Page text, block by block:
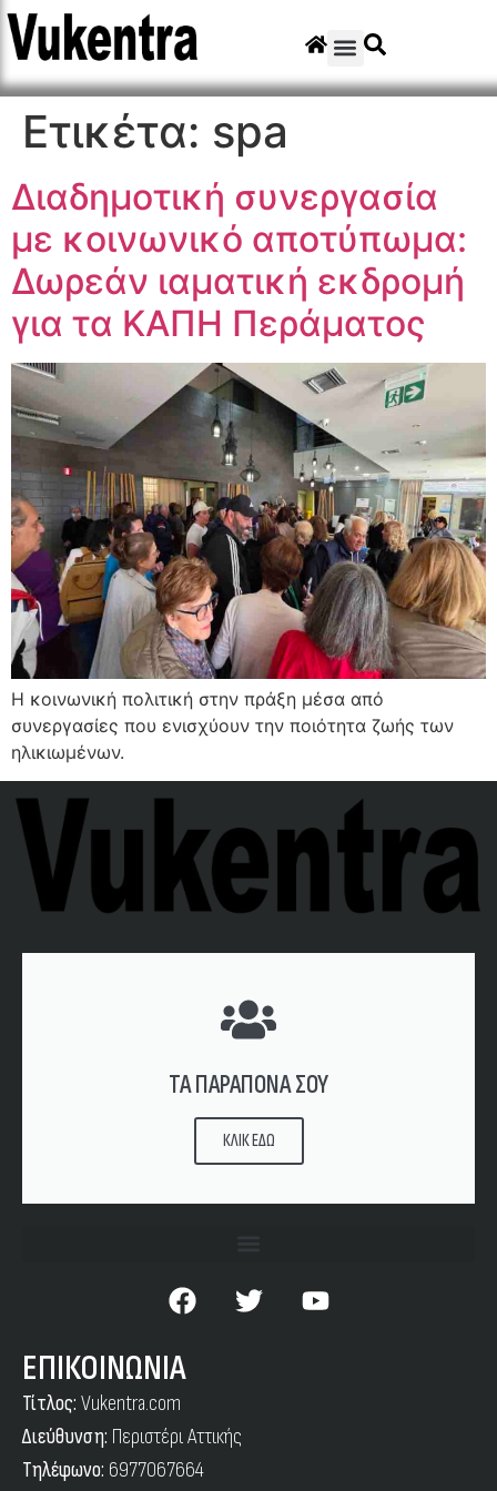
Ετικέτα: spa
Διαδημοτική συνεργασία
με κοινωνικό αποτύπωμα:
Δωρεάν ιαματική εκδρομή
για τα ΚΑΠΗ Περάματος
Η κοινωνική πολιτική στην πράξη μέσα από
συνεργασίες που ενισχύουν την ποιότητα ζωής των
ηλικιωμένων.
ΤΑ ΠΑΡΑΠΟΝΑ ΣΟΥ
ΚΛΙΚ ΕΔΩ
ΕΠΙΚΟΙΝΩΝΙΑ
Τίτλος: Vukentra.com
Διεύθυνση: Περιστέρι Αττικής
Τηλέφωνο: 6977067664